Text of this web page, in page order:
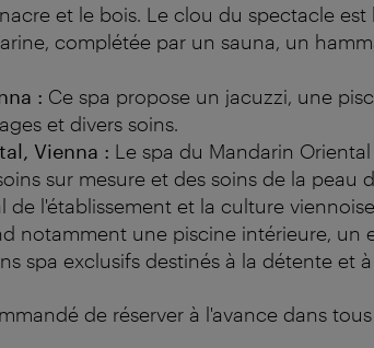
et le bois. Le clou du spectacle est
complétée par un sauna, un
: Ce spa propose un jacuzzi, une
et divers soins.
Vienna : Le spa du Mandarin
sur mesure et des soins de la peau
de l'établissement et la culture
notamment une piscine intérieure, un
spa exclusifs destinés à la détente et
de réserver à l'avance dans tous